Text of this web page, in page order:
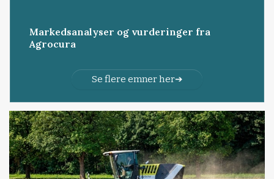
Markedsanalyser og vurderinger fra
Agrocura
Se flere emner her